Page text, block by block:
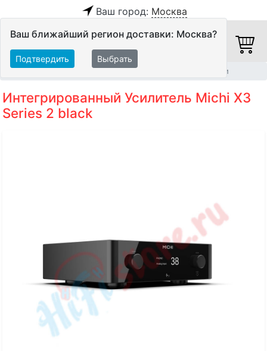
Ваш город: Москва
Ваш ближайший регион доставки: Москва?
Подтвердить Выбрать
Интегрированные усилители
Интегрированный Усилитель Michi X3
Series 2 black